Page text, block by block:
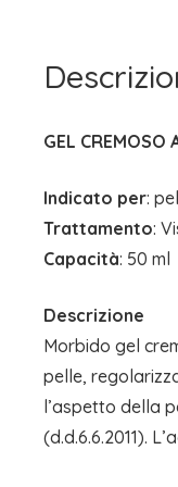
GEL
Indicato per:
Trattamento:
Capacità: 50 ml
Descrizione
Morbido gel
pelle,
l’aspetto della
(d.d.6.6.2011).